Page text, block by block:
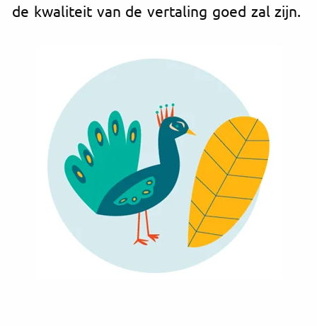
de kwaliteit van de vertaling goed zal zijn.